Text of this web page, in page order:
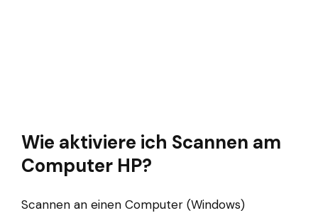
Wie aktiviere ich Scannen am
Computer HP?
Scannen an einen Computer (Windows)